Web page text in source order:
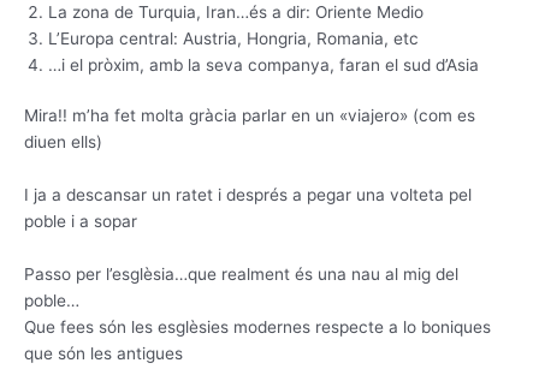
La zona de Turquia, Iran…és a dir: Oriente Medio
L’Europa central: Austria, Hongria, Romania, etc
…i el pròxim, amb la seva companya, faran el sud d’Asia
Mira!! m’ha fet molta gràcia parlar en un «viajero» (com es
diuen ells)
I ja a descansar un ratet i després a pegar una volteta pel
poble i a sopar
Passo per l’esglèsia…que realment és una nau al mig del
poble…
Que fees són les esglèsies modernes respecte a lo boniques
que són les antigues